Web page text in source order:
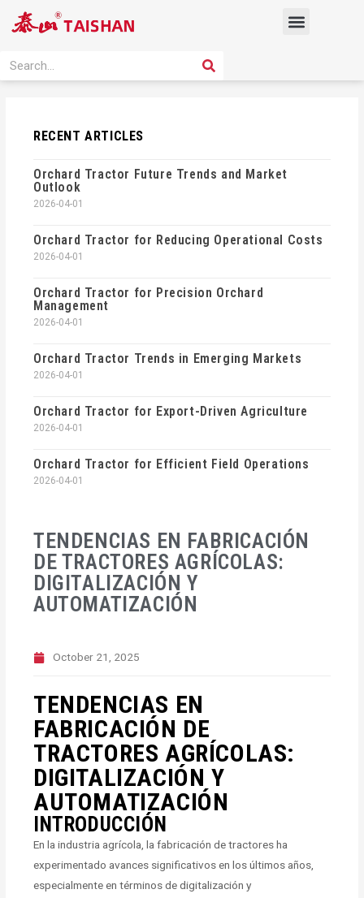
Menu
Search SEARCH
TENDENCIAS EN FABRICACIÓN
DE TRACTORES AGRÍCOLAS:
DIGITALIZACIÓN Y
AUTOMATIZACIÓN
October 21, 2025
TENDENCIAS EN
FABRICACIÓN DE
TRACTORES AGRÍCOLAS:
DIGITALIZACIÓN Y
AUTOMATIZACIÓN
INTRODUCCIÓN
En la industria agrícola, la fabricación de tractores ha
experimentado avances significativos en los últimos años,
especialmente en términos de digitalización y
RECENT ARTICLES
Orchard Tractor Future Trends and Market
Outlook
2026-04-01
Orchard Tractor for Reducing Operational Costs
2026-04-01
Orchard Tractor for Precision Orchard
Management
2026-04-01
Orchard Tractor Trends in Emerging Markets
2026-04-01
Orchard Tractor for Export-Driven Agriculture
2026-04-01
Orchard Tractor for Efficient Field Operations
2026-04-01